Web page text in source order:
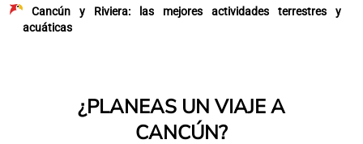
Cancún y Riviera: las mejores actividades terrestres y
acuáticas
¿PLANEAS UN VIAJE A
CANCÚN?